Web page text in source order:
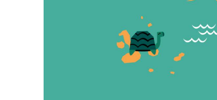
Schoolvoorstellingen